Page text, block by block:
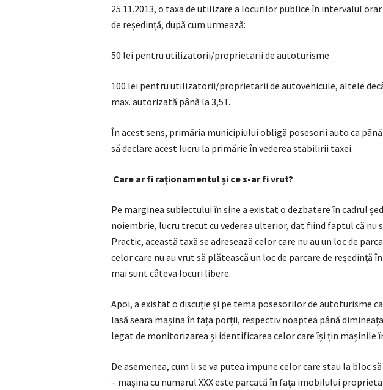
25.11.2013, o taxa de utilizare a locurilor publice în intervalul
de reședință, după cum urmează:
50 lei pentru utilizatorii/proprietarii de autoturisme
100 lei pentru utilizatorii/proprietarii de autovehicule, altele
max. autorizată până la 3,5T.
În acest sens, primăria municipiului obligă posesorii auto ca până
să declare acest lucru la primărie în vederea stabilirii taxei.
Care ar fi raționamentul și ce s-ar fi vrut?
Pe marginea subiectului în sine a existat o dezbatere în cadrul
noiembrie, lucru trecut cu vederea ulterior, dat fiind faptul că nu
Practic, această taxă se adresează celor care nu au un loc de
celor care nu au vrut să plătească un loc de parcare de reședință
mai sunt câteva locuri libere.
Apoi, a existat o discuție și pe tema posesorilor de autoturisme
lasă seara mașina în fața porții, respectiv noaptea până
legat de monitorizarea și identificarea celor care își țin mașinile
De asemenea, cum li se va putea impune celor care stau la bloc
– mașina cu numarul XXX este parcată în fața imobilului